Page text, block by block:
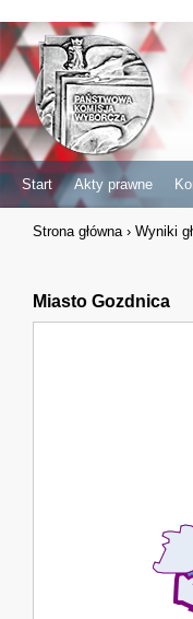
Start Akty prawne
Strona główna › Wyniki
Miasto Gozdnica